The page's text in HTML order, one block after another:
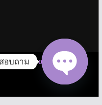
การศึกษามัธยมศึกษาชลบุรี
อบถาม